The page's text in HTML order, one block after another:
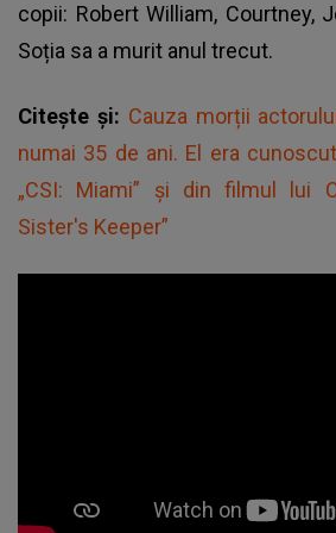
copii: Robert William, Courtney,
Soția sa a murit anul trecut.
Citește și: Cauza morții
numai 35 de ani. El era
„CSI: Miami” și din filmul lui
Sister's Keeper”